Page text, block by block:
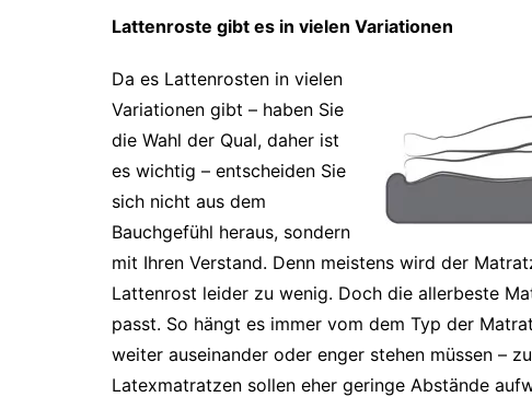
Lattenroste gibt es in vielen Variationen
Da es Lattenrosten in vielen
Variationen gibt – haben Sie
die Wahl der Qual, daher ist
es wichtig – entscheiden Sie
sich nicht aus dem
Bauchgefühl heraus, sondern
mit Ihren Verstand. Denn meistens wird der
Lattenrost leider zu wenig. Doch die allerbeste
passt. So hängt es immer vom dem Typ der
weiter auseinander oder enger stehen müssen –
Latexmatratzen sollen eher geringe Abstände